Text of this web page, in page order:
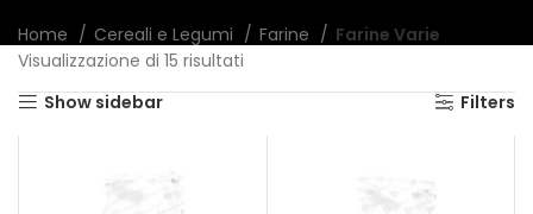
Home Cereali e Legumi Farine
Farine Varie
Visualizzazione di 15 risultati
Show sidebar
Filters